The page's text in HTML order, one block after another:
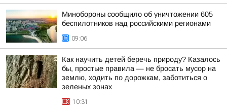
Минобороны сообщило об уничтожении 605
беспилотников над российскими регионами
09:06
Как научить детей беречь природу? Казалось
бы, простые правила — не бросать мусор на
землю, ходить по дорожкам, заботиться о
зеленых зонах
10:31